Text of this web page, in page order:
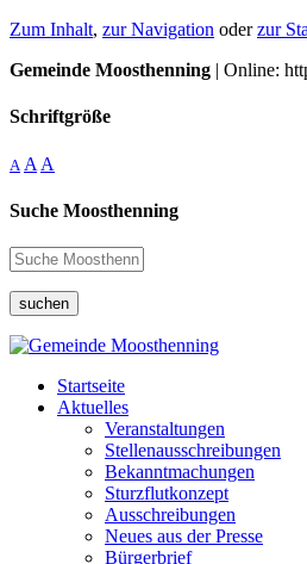
Zum Inhalt, zur Navigation oderzur
Gemeinde Moosthenning | Online:
Schriftgröße
A A A
Suche Moosthenning
suchen
Startseite
Aktuelles
Veranstaltungen
Stellenausschreibungen
Bekanntmachungen
Sturzflutkonzept
Ausschreibungen
Neues aus der Presse
Bürgerbrief